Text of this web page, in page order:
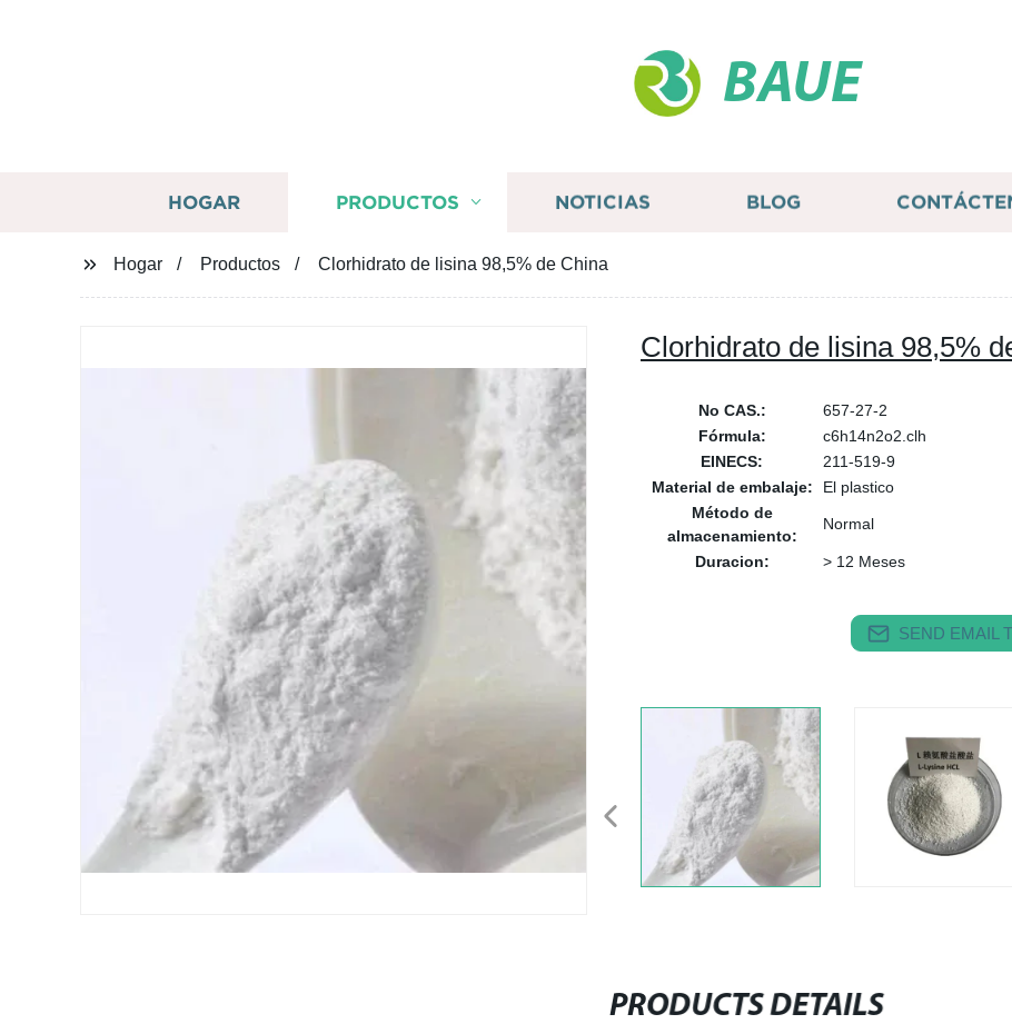
BAUE
HOGAR PRODUCTOS NOTICIAS BLOG
Hogar Productos Clorhidrato de lisina 98,5% de China
Clorhidrato de lisina 98,5%
No CAS.:
657-27-2
Fórmula:
c6h14n2o2.clh
EINECS:
211-519-9
Material de embalaje:
El plastico
Método de
almacenamiento:
Normal
Duracion: > 12 Meses
SEND EMAIL
PRODUCTS DETAILS